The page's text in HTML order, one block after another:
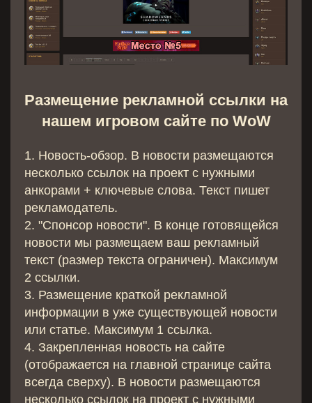
Размещение рекламной ссылки на
нашем игровом сайте по WoW
1. Новость-обзор. В новости размещаются
несколько ссылок на проект с нужными
анкорами + ключевые слова. Текст пишет
рекламодатель.
2. "Спонсор новости". В конце готовящейся
новости мы размещаем ваш рекламный
текст (размер текста ограничен). Максимум
2 ссылки.
3. Размещение краткой рекламной
информации в уже существующей новости
или статье. Максимум 1 ссылка.
4. Закрепленная новость на сайте
(отображается на главной странице сайта
всегда сверху). В новости размещаются
несколько ссылок на проект с нужными